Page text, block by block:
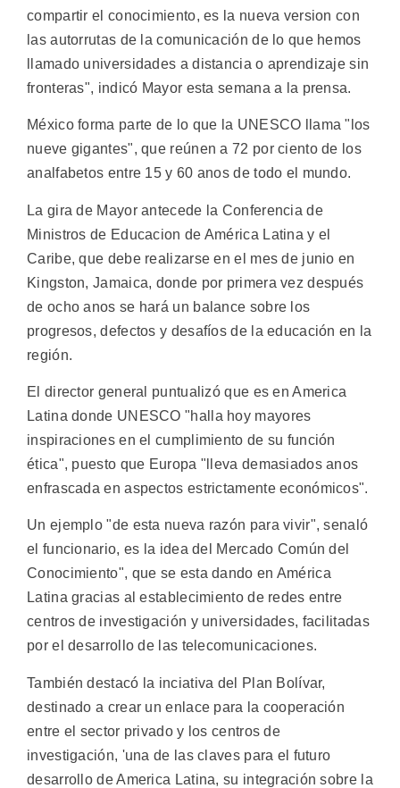
compartir el conocimiento, es la nueva version con
las autorrutas de la comunicación de lo que hemos
llamado universidades a distancia o aprendizaje sin
fronteras", indicó Mayor esta semana a la prensa.
México forma parte de lo que la UNESCO llama "los
nueve gigantes", que reúnen a 72 por ciento de los
analfabetos entre 15 y 60 anos de todo el mundo.
La gira de Mayor antecede la Conferencia de
Ministros de Educacion de América Latina y el
Caribe, que debe realizarse en el mes de junio en
Kingston, Jamaica, donde por primera vez después
de ocho anos se hará un balance sobre los
progresos, defectos y desafíos de la educación en la
región.
El director general puntualizó que es en America
Latina donde UNESCO "halla hoy mayores
inspiraciones en el cumplimiento de su función
ética", puesto que Europa "lleva demasiados anos
enfrascada en aspectos estrictamente económicos".
Un ejemplo "de esta nueva razón para vivir", senaló
el funcionario, es la idea del Mercado Común del
Conocimiento", que se esta dando en América
Latina gracias al establecimiento de redes entre
centros de investigación y universidades, facilitadas
por el desarrollo de las telecomunicaciones.
También destacó la inciativa del Plan Bolívar,
destinado a crear un enlace para la cooperación
entre el sector privado y los centros de
investigación, 'una de las claves para el futuro
desarrollo de America Latina, su integración sobre la